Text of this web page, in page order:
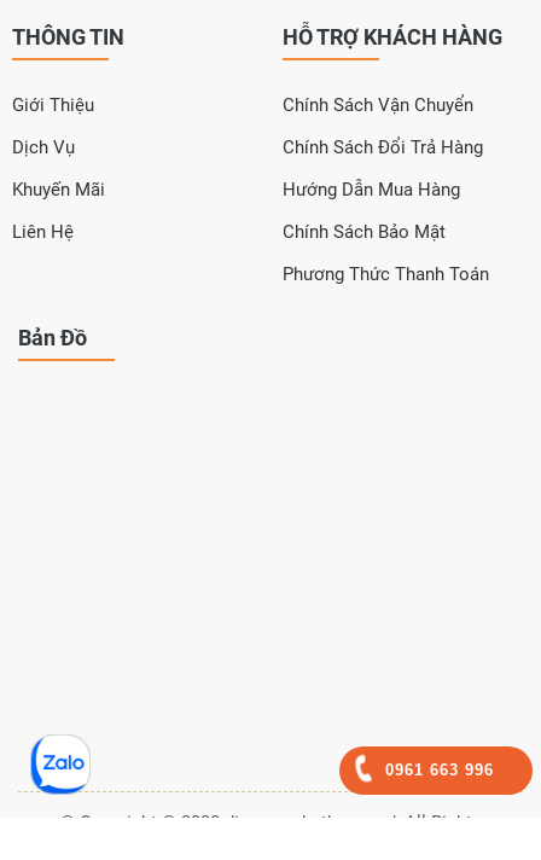
THÔNG TIN
Giới Thiệu
Dịch Vụ
Khuyến Mãi
Liên Hệ
HỖ TRỢ KHÁCH HÀNG
Chính Sách Vận Chuyển
Chính Sách Đổi Trả Hàng
Hướng Dẫn Mua Hàng
Chính Sách Bảo Mật
Phương Thức Thanh Toán
Bản Đồ
© Copyright © 2020 dienmayphutho.com/, All Rights
0961 663 996